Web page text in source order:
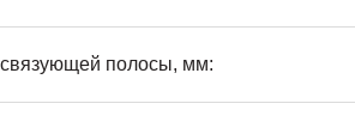
полосы, мм: